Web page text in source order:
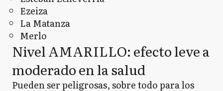
Ezeiza
La Matanza
Merlo
Nivel AMARILLO: efecto leve a
moderado en la salud
Pueden ser peligrosas, sobre todo para los